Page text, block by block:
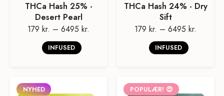
THCa Hash 25% -
Desert Pearl
179 kr. – 6495 kr.
INFUSED
THCa Hash 24% - Dry
Sift
179 kr. – 6495 kr.
INFUSED
NYHED POPULÆR! 😍